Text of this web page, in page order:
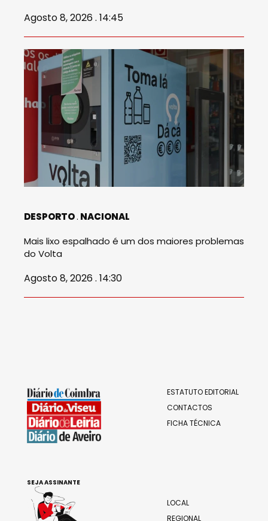
Agosto 8, 2026 . 14:45
DESPORTO NACIONAL
Mais lixo espalhado é um dos maiores problemas
do Volta
Agosto 8, 2026 . 14:30
ESTATUTO EDITORIAL
CONTACTOS
FICHA TÉCNICA
LOCAL
REGIONAL
SEJA ASSINANTE